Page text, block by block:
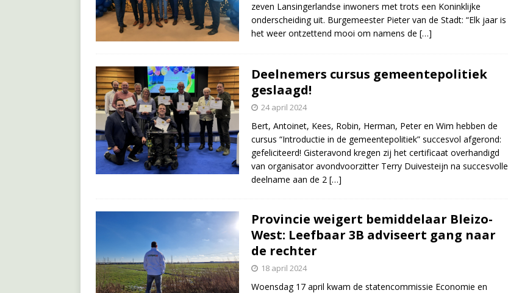
zeven Lansingerlandse inwoners met trots een Koninklijke
onderscheiding uit. Burgemeester Pieter van de Stadt: “Elk jaar is
het weer ontzettend mooi om namens de […]
Deelnemers cursus gemeentepolitiek
geslaagd!
24 april 2024
Bert, Antoinet, Kees, Robin, Herman, Peter en Wim hebben de
cursus “Introductie in de gemeentepolitiek” succesvol afgerond:
gefeliciteerd! Gisteravond kregen zij het certificaat overhandigd
van organisator avondvoorzitter Terry Duivesteijn na succesvolle
deelname aan de 2 […]
Provincie weigert bemiddelaar Bleizo-
West: Leefbaar 3B adviseert gang naar
de rechter
18 april 2024
Woensdag 17 april kwam de statencommissie Economie en